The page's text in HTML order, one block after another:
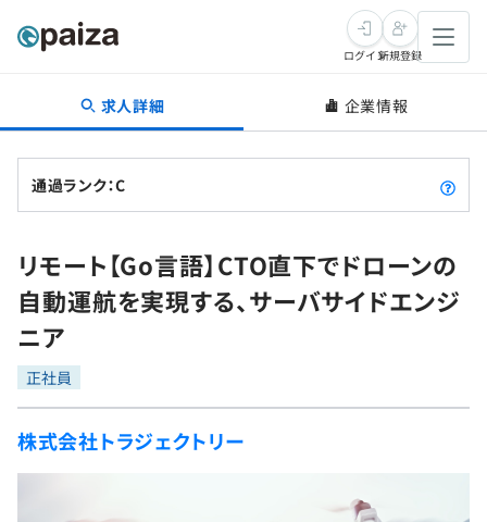
転職・キャリア
転職成功ガイド
転職エージェント
インタビュー
転職成功ガイド
新卒就活
求人検索
本選考
インターン
新卒エージェント
学習
問題集
4択課題
プログラミング言語
ゲーム・マンガ
Tech Team Journal
paizaとは？
ログイン新規登録
求人詳細 企業情報
通過ランク：C
リモート【Go言語】CTO直下でドローンの
自動運航を実現する、サーバサイドエンジ
ニア
正社員
株式会社トラジェクトリー